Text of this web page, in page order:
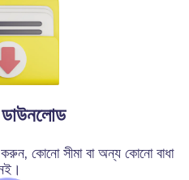
ডাউনলোড
কোনো সীমা বা অন্য কোনো বাধা